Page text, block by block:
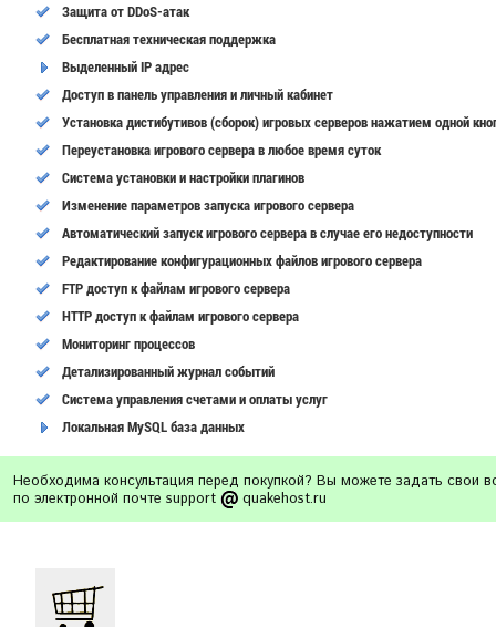
Защита от DDoS-атак
Бесплатная техническая поддержка
Выделенный IP адрес
Доступ в панель управления и личный кабинет
Установка дистибутивов (сборок) игровых серверов нажатием одной
Переустановка игрового сервера в любое время суток
Cистема установки и настройки плагинов
Изменение параметров запуска игрового сервера
Автоматический запуск игрового сервера в случае его недоступности
Редактирование конфигурационных файлов игрового сервера
FTP доступ к файлам игрового сервера
HTTP доступ к файлам игрового сервера
Мониторинг процессов
Детализированный журнал событий
Система управления счетами и оплаты услуг
Локальная MySQL база данных
Необходима консультация перед покупкой? Вы можете задать свои
по электронной почте support
quakehost.ru